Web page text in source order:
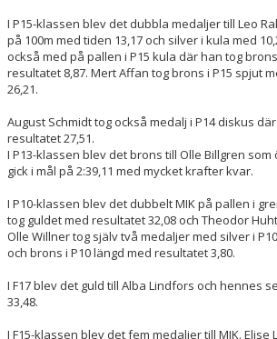
I P15-klassen blev det dubbla medaljer till Leo
på 100m med tiden 13,17 och silver i kula med
också med på pallen i P15 kula där han tog
resultatet 8,87. Mert Affan tog brons i P15 spjut
26,21.
August Schmidt tog också medalj i P14 diskus
resultatet 27,51.
I P13-klassen blev det brons till Olle Billgren
gick i mål på 2:39,11 med mycket krafter kvar.
I P10-klassen blev det dubbelt MIK på pallen i
tog guldet med resultatet 32,08 och Theodor
Olle Willner tog själv två medaljer med silver i
och brons i P10 längd med resultatet 3,80.
I F17 blev det guld till Alba Lindfors och hennes
33,48.
I F15-klassen blev det fem medaljer till MIK. Elise